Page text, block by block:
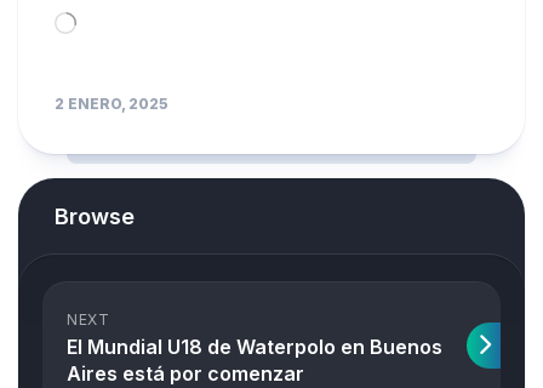
Loading…
2 ENERO, 2025
Browse
NEXT
El Mundial U18 de Waterpolo en Buenos
Aires está por comenzar